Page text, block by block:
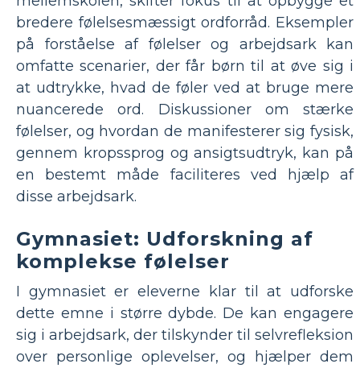
bredere følelsesmæssigt ordforråd. Eksempler
på forståelse af følelser og arbejdsark kan
omfatte scenarier, der får børn til at øve sig i
at udtrykke, hvad de føler ved at bruge mere
nuancerede ord. Diskussioner om stærke
følelser, og hvordan de manifesterer sig fysisk,
gennem kropssprog og ansigtsudtryk, kan på
en bestemt måde faciliteres ved hjælp af
disse arbejdsark.
Gymnasiet: Udforskning af
komplekse følelser
I gymnasiet er eleverne klar til at udforske
dette emne i større dybde. De kan engagere
sig i arbejdsark, der tilskynder til selvrefleksion
over personlige oplevelser, og hjælper dem